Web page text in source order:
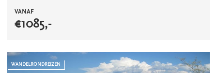
VANAF
€1085,-
WANDELRONDREIZEN